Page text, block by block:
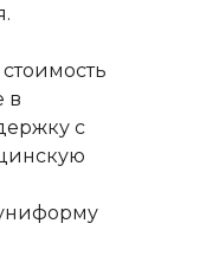
стоимость
в
с